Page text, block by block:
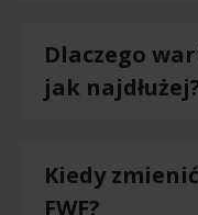
Dlaczego
jak
Kiedy
FWF?